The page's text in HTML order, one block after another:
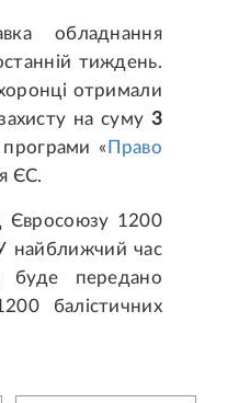
обладнання
тиждень.
отримали
на суму 3
« Право
ЄС.
Євросоюзу 1200
найближчий час
буде передано
балістичних